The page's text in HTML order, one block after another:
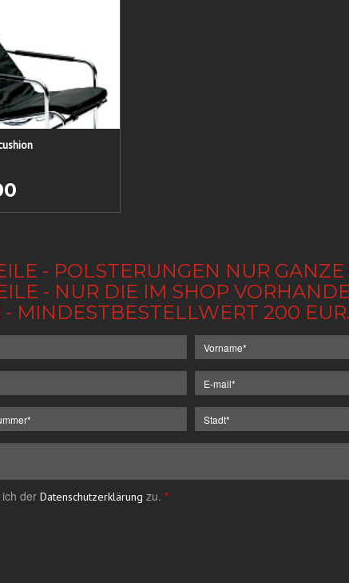
- POLSTERUNGEN NUR
- NUR DIE IM SHOP
- MINDESTBESTELLWERT 200
der Datenschutzerklärung zu. *